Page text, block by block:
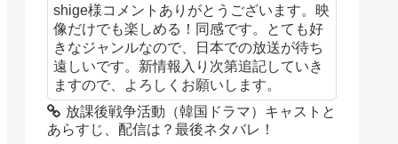
shige様コメントありがとうございます。映
像だけでも楽しめる！同感です。とても好
きなジャンルなので、日本での放送が待ち
遠しいです。新情報入り次第追記していき
ますので、よろしくお願いします。
放課後戦争活動（韓国ドラマ）キャストと
あらすじ、配信は？最後ネタバレ！